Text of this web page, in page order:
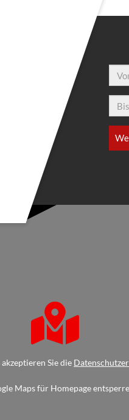
Von:
Bis:
Sie die
Maps für Homepage